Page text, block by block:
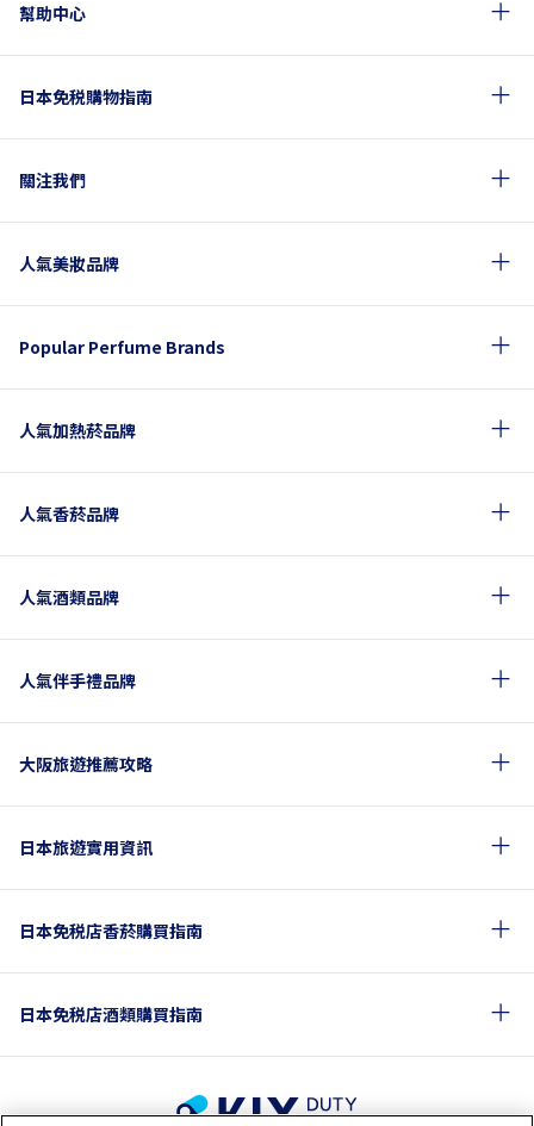
幫助中心
日本免税購物指南
關注我們
人氣美妝品牌
Popular Perfume Brands
人氣加熱菸品牌
人氣香菸品牌
人氣酒類品牌
人氣伴手禮品牌
大阪旅遊推薦攻略
日本旅遊實用資訊
日本免税店香菸購買指南
日本免税店酒類購買指南